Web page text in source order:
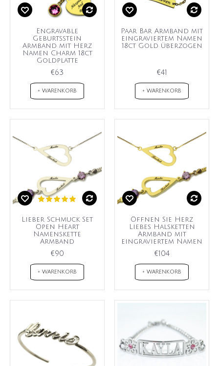
Engravable
Geburtsstein
Armband mit Herz
Namen Charm 18ct
Goldplatte
€63
+ WARENKORB
Paar Bar Armband mit
eingraviertem Namen
18ct Gold überzogen
€41
+ WARENKORB
Lieber Schmuck Set
Open Heart
Namenskette
Armband
€90
+ WARENKORB
Öffnen Sie Herz
Liebes Halsketten
Armband mit
eingraviertem Namen
€104
+ WARENKORB